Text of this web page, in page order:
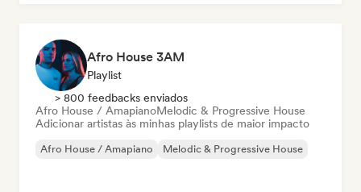
Afro House 3AM
Playlist
> 800 feedbacks enviados
Afro House / AmapianoMelodic & Progressive House
Adicionar artistas às minhas playlists de maior impacto
Afro House / Amapiano Melodic & Progressive House